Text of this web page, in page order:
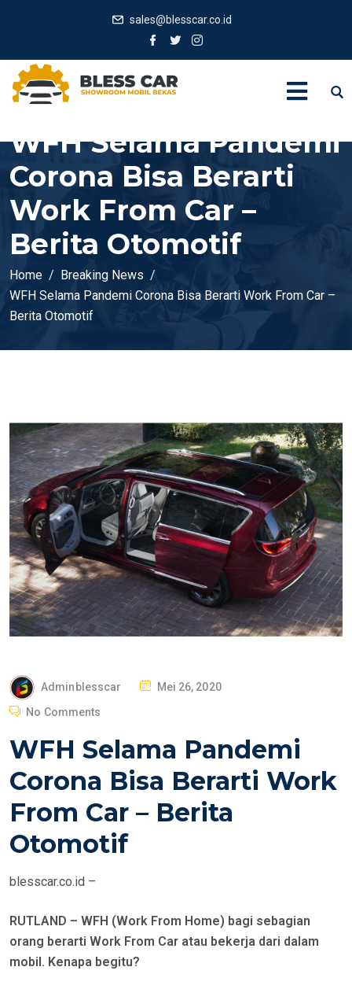
sales@blesscar.co.id
WFH Selama Pandemi
Corona Bisa Berarti
Work From Car –
Berita Otomotif
Home
Breaking News
WFH Selama Pandemi Corona Bisa Berarti Work From Car –
Berita Otomotif
Adminblesscar
P
T
D
O
Mei 26, 2020
No Comments
WFH Selama Pandemi
Corona Bisa Berarti Work
From Car – Berita
Otomotif
blesscar.co.id –
RUTLAND – WFH (Work From Home) bagi sebagian
orang berarti Work From Car atau bekerja dari dalam
mobil. Kenapa begitu?